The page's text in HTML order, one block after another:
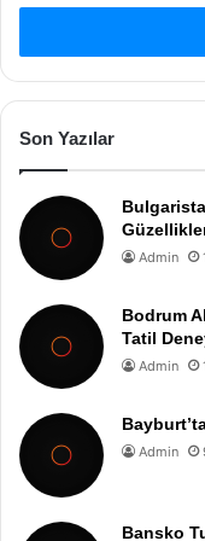
Son Yazılar
Admin
Bodrum
Tatil
Admin
Admin
Bansko